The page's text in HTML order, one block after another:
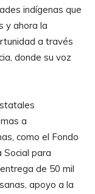
indígenas que
y ahora la
a través
donde su voz
a
como el Fondo
para
de 50 mil
apoyo a la